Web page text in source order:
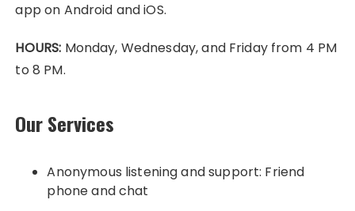
app on Android and iOS.
HOURS: Monday, Wednesday, and Friday from 4 PM
to 8 PM.
Our Services
Anonymous listening and support: Friend
phone and chat